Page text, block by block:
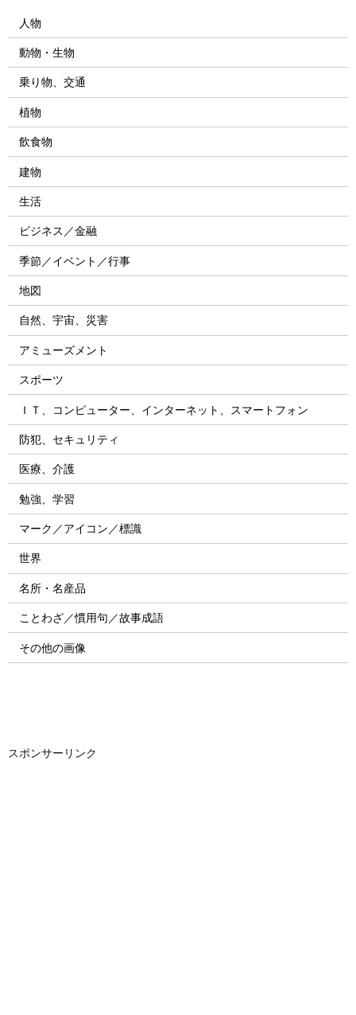
人物
動物・生物
乗り物、交通
植物
飲食物
建物
生活
ビジネス／金融
季節／イベント／行事
地図
自然、宇宙、災害
アミューズメント
スポーツ
ＩＴ、コンピューター、インターネット、スマートフォン
防犯、セキュリティ
医療、介護
勉強、学習
マーク／アイコン／標識
世界
名所・名産品
ことわざ／慣用句／故事成語
その他の画像
スポンサーリンク